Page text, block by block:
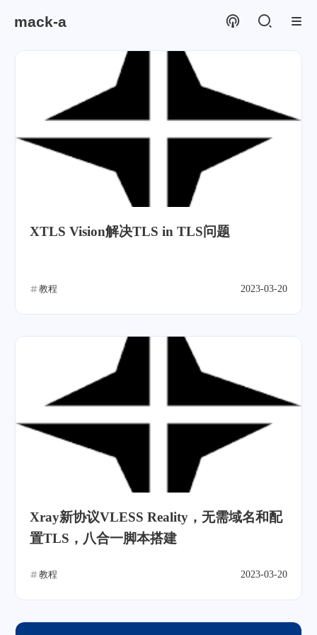
mack-a
XTLS Vision解决TLS in TLS问题
教程 2023-03-20
Xray新协议VLESS Reality，无需域名和配
置TLS，八合一脚本搭建
教程 2023-03-20